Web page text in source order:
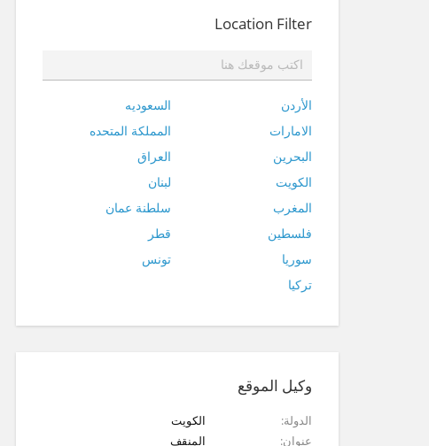
Location Filter
الأردن
السعوديه
الامارات
المملكة المتحده
البحرين
العراق
الكويت
لبنان
المغرب
سلطنة عمان
فلسطين
قطر
سوريا
تونس
تركيا
وكيل الموقع
الدولة
الكويت
عنوان
المنقف